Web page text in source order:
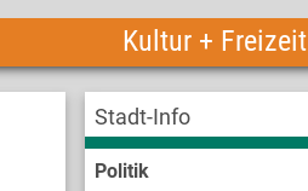
Kultur + Freizeit
Stadt-Info
Politik